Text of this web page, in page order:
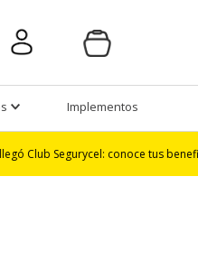
Implementos de
conoce tus beneficios /